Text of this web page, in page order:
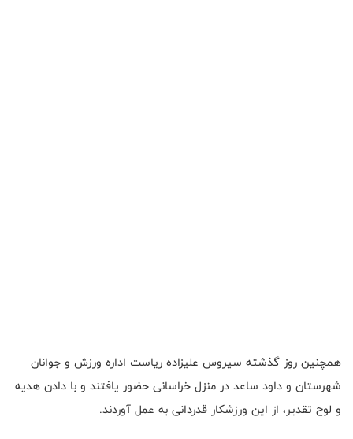
همچنین روز گذشته سیروس علیزاده ریاست اداره ورزش و جوانان
شهرستان و داود ساعد در منزل خراسانی حضور یافتند و با دادن هدیه
و لوح تقدیر، از این ورزشکار قدردانی به عمل آوردند.